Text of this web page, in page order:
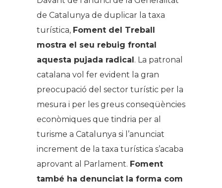
de Catalunya de duplicar la taxa
turística, Foment del Treball
mostra el seu rebuig frontal
aquesta pujada radical. La patronal
catalana vol fer evident la gran
preocupació del sector turístic per la
mesura i per les greus conseqüències
econòmiques que tindria per al
turisme a Catalunya si l’anunciat
increment de la taxa turística s’acaba
aprovant al Parlament. Foment
també ha denunciat la forma com